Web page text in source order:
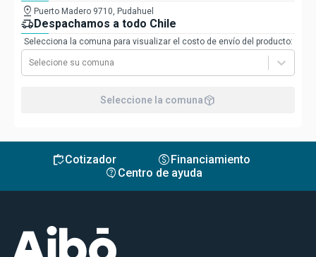
pin_drop Puerto Madero 9710, Pudahuel
delivery_truck_speedDespachamos a todo Chile
Selecciona la comuna para visualizar el costo de envío del producto:
Selecione su comuna
Seleccione la comunapackage_2
inventoryCotizador monetization_onFinanciamiento
contact_support Centro de ayuda